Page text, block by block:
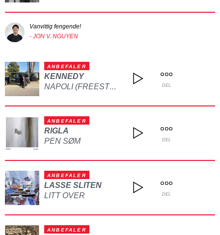
Vanvittig fengende!
- JON V. NGUYEN
ANBEFALER
KENNEDY
NAPOLI (FREESTYLE) DEL
ANBEFALER
RIGLA
PEN SØM
DEL
ANBEFALER
LASSE SLITEN
LITT OVER
DEL
ANBEFALER